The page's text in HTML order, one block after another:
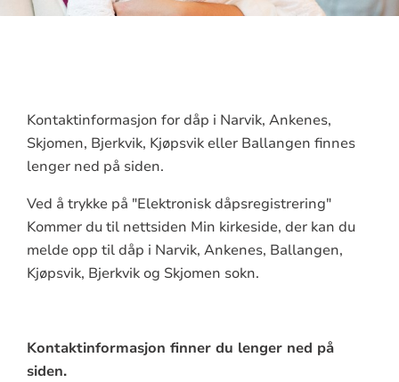
Kontaktinformasjon for dåp i Narvik, Ankenes,
Skjomen, Bjerkvik, Kjøpsvik eller Ballangen finnes
lenger ned på siden.
Ved å trykke på "Elektronisk dåpsregistrering"
Kommer du til nettsiden Min kirkeside, der kan du
melde opp til dåp i Narvik, Ankenes, Ballangen,
Kjøpsvik, Bjerkvik og Skjomen sokn.
Kontaktinformasjon finner du lenger ned på
siden.